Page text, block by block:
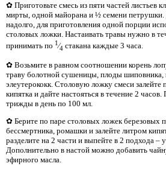
✿ Приготовьте смесь из пяти частей листьев
мирты, одной майорана и ½ семени петрушки.
надолго, для приготовления одной порции
столовых ложки. Настаивать травы нужно в
принимать по 1 ⁄4 стакана каждые 3 часа.
✿ Возьмите в равном соотношении корень
траву болотной сушеницы, плоды
элеутерококк. Столовую ложку смеси залейте
кипятка и дайте настояться в течение 2
трижды в день по 100 мл.
✿ Берите по паре столовых ложек березовых
бессмертника, ромашки и залейте литром
разделите на 2 части и выпейте в 2 подхода –
Дополнительно в настой можно добавить
эфирного масла.